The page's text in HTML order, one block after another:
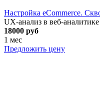
Настройка eCommerce.
UX-анализ в веб-аналитике
18000 руб
1 мес
Предложить цену